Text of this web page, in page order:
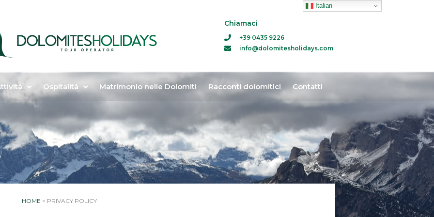
Chiamaci
+39 0435 9226
info@dolomitesholidays.com
Ospitalità Matrimonio nelle Dolomiti Racconti dolomitici Contatti
HOME > PRIVACY POLICY
Italian